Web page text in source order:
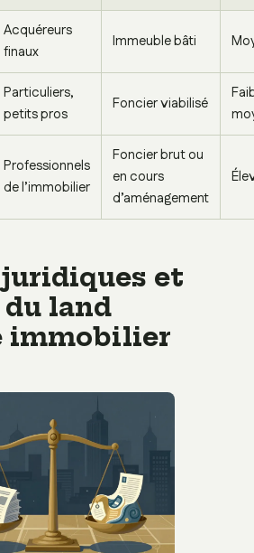
Acquéreurs
finaux
Immeuble bâti
Particuliers,
petits pros
Foncier viabilisé
Professionnels
de l’immobilier
Foncier brut ou
en cours
d’aménagement
et
land
immobilier